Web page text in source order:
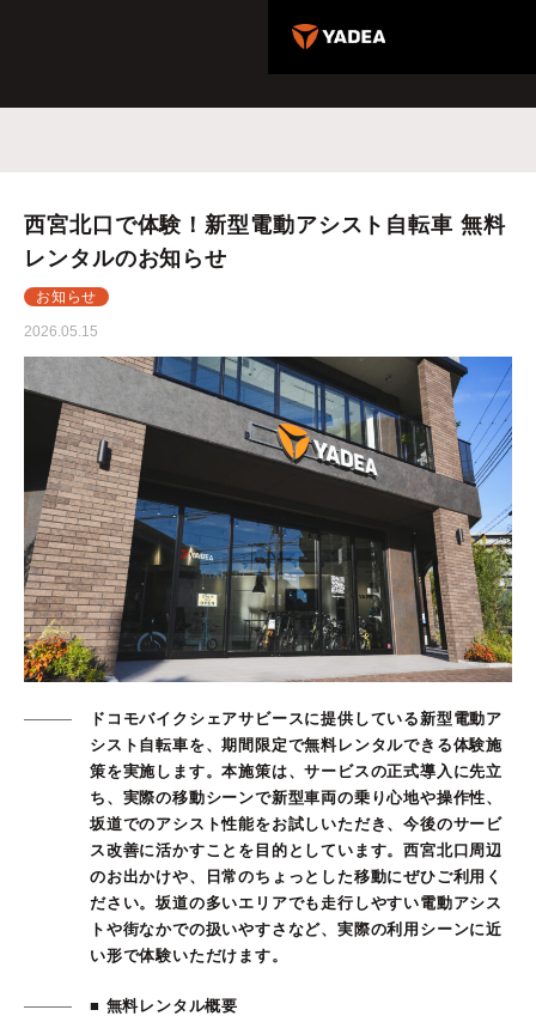
西宮北口で体験！新型電動アシスト自転車 無料
レンタルのお知らせ
お知らせ
2026.05.15
ドコモバイクシェアサビースに提供している新型電動ア
シスト自転車を、期間限定で無料レンタルできる体験施
策を実施します。本施策は、サービスの正式導入に先立
ち、実際の移動シーンで新型車両の乗り心地や操作性、
坂道でのアシスト性能をお試しいただき、今後のサービ
ス改善に活かすことを目的としています。西宮北口周辺
のお出かけや、日常のちょっとした移動にぜひご利用く
ださい。坂道の多いエリアでも走行しやすい電動アシス
トや街なかでの扱いやすさなど、実際の利用シーンに近
い形で体験いただけます。
■ 無料レンタル概要